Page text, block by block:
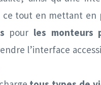
tout en mettant en
pour les monteurs
l’interface